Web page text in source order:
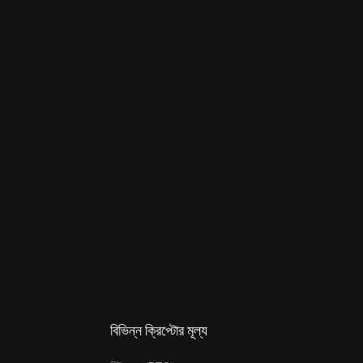
বিভিন্ন ক্রিপ্টোর মূল্য